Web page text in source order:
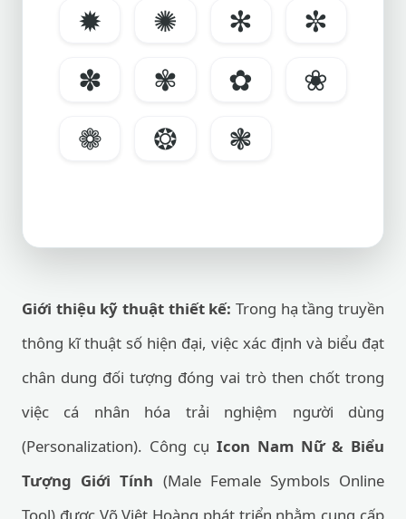
✹
✺ ✻
✼
✽
✾ ✿
❀
❁
❂ ❃
Giới thiệu kỹ thuật thiết kế: Trong hạ tầng truyền
thông kĩ thuật số hiện đại, việc xác định và biểu đạt
chân dung đối tượng đóng vai trò then chốt trong
việc cá nhân hóa trải nghiệm người dùng
(Personalization). Công cụIcon Nam Nữ & Biểu
Tượng Giới Tính (Male Female Symbols Online